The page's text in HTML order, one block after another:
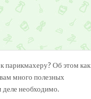
парикмахеру? Об этом как
много полезных
деле необходимо.